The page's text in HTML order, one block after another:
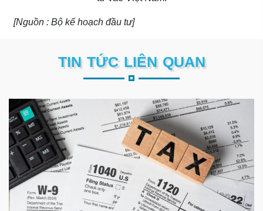
[Nguồn : Bộ kế hoạch đầu tư]
TIN TỨC LIÊN QUAN